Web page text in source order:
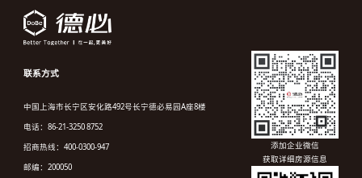
联系方式
中国上海市长宁区安化路492号长宁德必易园A座8楼
电话：86-21-3250 8752
招商热线：400-0300-947
邮编：200050
添加企业微信
获取详细房源信息